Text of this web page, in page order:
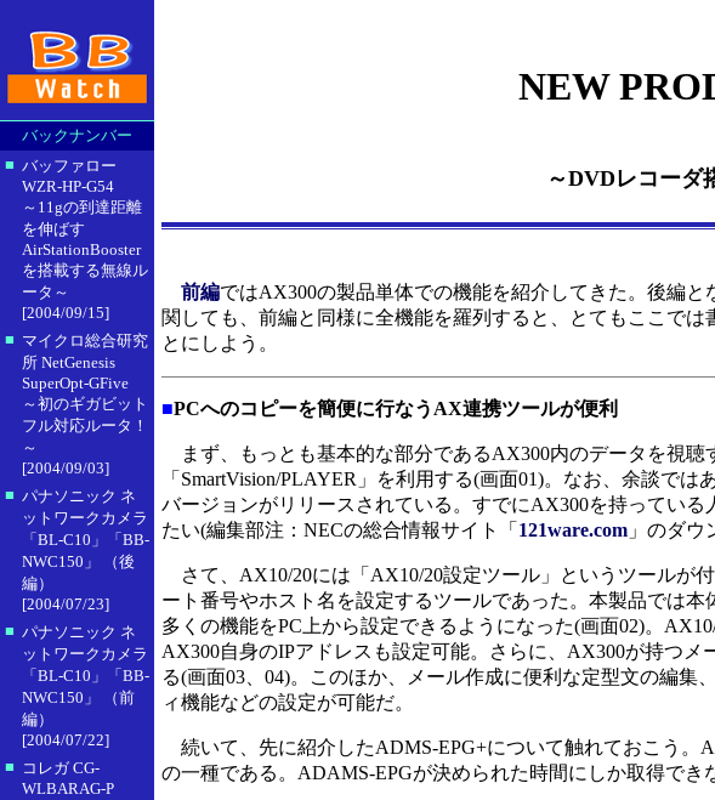
バックナンバー
■ バッファロー
WZR-HP-G54
～11gの到達距離
を伸ばす
AirStationBooster
を搭載する無線ル
ータ～
[2004/09/15]
■ マイクロ総合研究
所 NetGenesis
SuperOpt-GFive
～初のギガビット
フル対応ルータ！
～
[2004/09/03]
■ パナソニック ネ
ットワークカメラ
「BL-C10」「BB-
NWC150」 （後
編）
[2004/07/23]
■ パナソニック ネ
ットワークカメラ
「BL-C10」「BB-
NWC150」 （前
編）
[2004/07/22]
■ コレガ CG-
WLBARAG-P
NEW
～DVDレコーダ
前編ではAX300の製品単体での機能を紹介してきた。後編
関しても、前編と同様に全機能を羅列すると、とてもここで
とにしよう。
■PCへのコピーを簡便に行なうAX連携ツールが便利
まず、もっとも基本的な部分であるAX300内のデータを視聴
「SmartVision/PLAYER」を利用する(画面01)。なお、余談では
バージョンがリリースされている。すでにAX300を持ってい
たい(編集部注：NECの総合情報サイト「 121ware.com 」のダウ
さて、AX10/20には「AX10/20設定ツール」というツールが
ート番号やホスト名を設定するツールであった。本製品では
多くの機能をPC上から設定できるようになった(画面02)。
AX300自身のIPアドレスも設定可能。さらに、AX300が持つメ
る(画面03、04)。このほか、メール作成に便利な定型文の編集
ィ機能などの設定が可能だ。
続いて、先に紹介したADMS-EPG+について触れておこう。
の一種である。ADAMS-EPGが決められた時間にしか取得で